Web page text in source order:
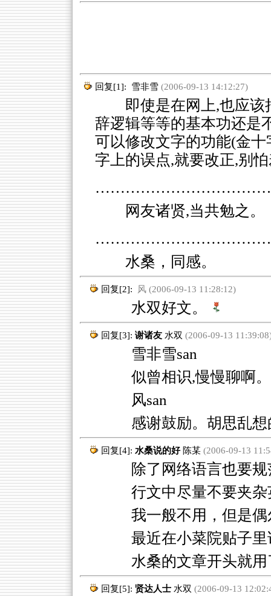
回复[1]: 雪非雪(2006-09-13 14:12:27)
即使是在网上,也应该
辞逻辑等等的基本功还是
可以修改文字的功能(金
字上的误点,就要改正,别
网友诸贤,当共勉之。
水桑，同感。
回复[2]: 风 (2006-09-13 11:28:12)
水双好文。
回复[3]: 谢诸友 水双 (2006-09-13
雪非雪san
似曾相识,慢慢聊啊。
风san
感谢鼓励。胡思乱
回复[4]: 水桑说的好 陈某(2006-09-13
除了网络语言也要规
行文中尽量不要夹
我一般不用，但是
最近在小菜院贴子
水桑的文章开头就
回复[5]: 贤达人士 水双 (2006-09-13